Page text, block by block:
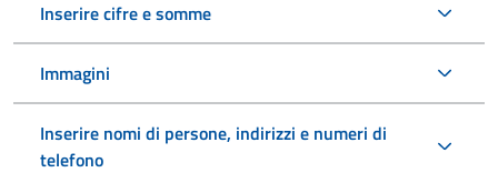
Inserire cifre e somme
Immagini
Inserire nomi di persone, indirizzi e numeri di
telefono